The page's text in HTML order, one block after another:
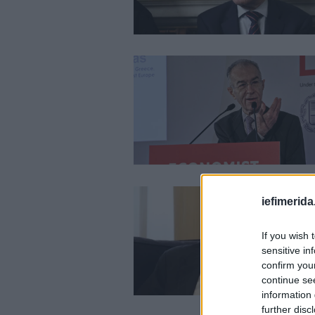
If you wish
sensitive
confirm
continue
information
further